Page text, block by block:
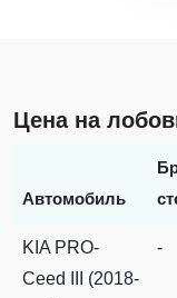
Цена на
Автомобиль
KIA PRO-
Ceed III (2018-
-